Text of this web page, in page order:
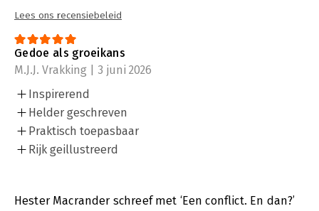
Lees ons recensiebeleid
Gedoe als groeikans
M.J.J. Vrakking | 3 juni 2026
Inspirerend
Helder geschreven
Praktisch toepasbaar
Rijk geillustreerd
Hester Macrander schreef met ‘Een conflict. En dan?’